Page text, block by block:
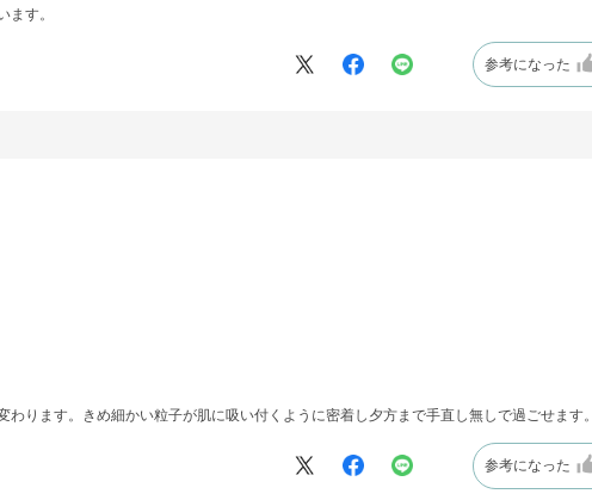
ます。
参考になった
ります。きめ細かい粒子が肌に吸い付くように密着し夕方まで手直し無しで過ごせます。
参考になった